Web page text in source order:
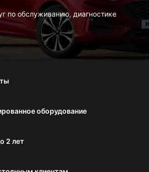
по обслуживанию, диагностике
оборудование
2 лет